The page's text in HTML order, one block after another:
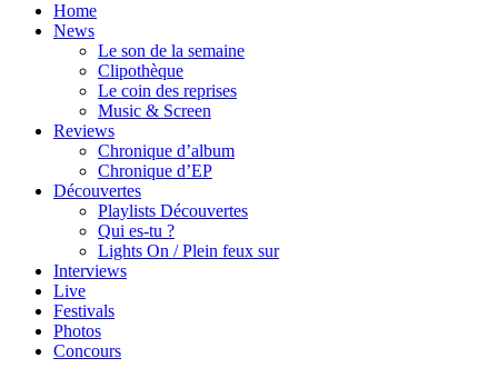
Home
News
Le son de la semaine
Clipothèque
Le coin des reprises
Music & Screen
Reviews
Chronique d’album
Chronique d’EP
Découvertes
Playlists Découvertes
Qui es-tu ?
Lights On / Plein feux sur
Interviews
Live
Festivals
Photos
Concours